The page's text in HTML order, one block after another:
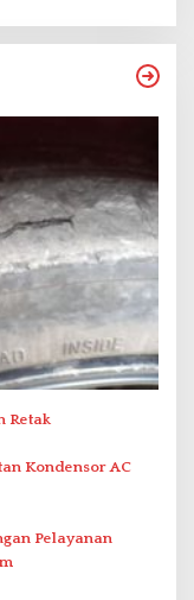
Retak
Kondensor AC
Pelayanan